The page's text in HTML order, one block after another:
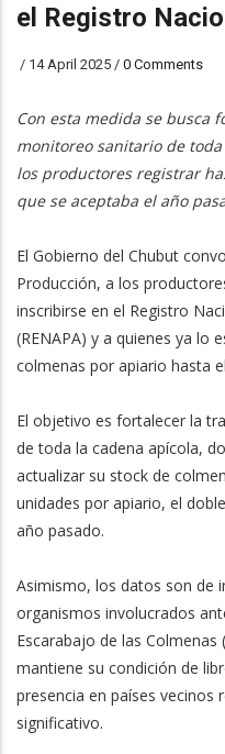
el Registro
/ 14 April 2025 / 0 Comments
Con esta medida se busca
monitoreo sanitario de
los productores registrar
que se aceptaba el año
El Gobierno del Chubut
Producción, a los
inscribirse en el Registro
(RENAPA) y a quienes ya lo
colmenas por apiario hasta
El objetivo es fortalecer la
de toda la cadena apícola,
actualizar su stock de
unidades por apiario, el
año pasado.
Asimismo, los datos son de
organismos involucrados
Escarabajo de las Colmenas
mantiene su condición de
presencia en países vecinos
significativo.